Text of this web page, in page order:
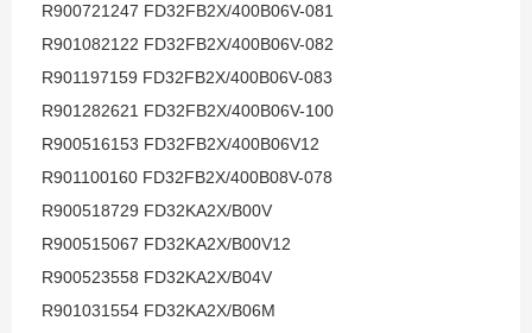
R900721247 FD32FB2X/400B06V-081
R901082122 FD32FB2X/400B06V-082
R901197159 FD32FB2X/400B06V-083
R901282621 FD32FB2X/400B06V-100
R900516153 FD32FB2X/400B06V12
R901100160 FD32FB2X/400B08V-078
R900518729 FD32KA2X/B00V
R900515067 FD32KA2X/B00V12
R900523558 FD32KA2X/B04V
R901031554 FD32KA2X/B06M